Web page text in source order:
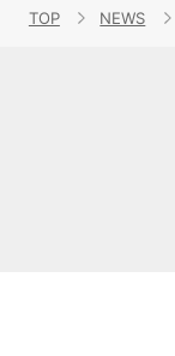
TOP NEWS